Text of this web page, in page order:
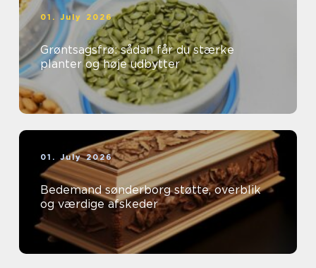
01. July 2026
Grøntsagsfrø: sådan får du stærke
planter og høje udbytter
01. July 2026
Bedemand sønderborg støtte, overblik
og værdige afskeder